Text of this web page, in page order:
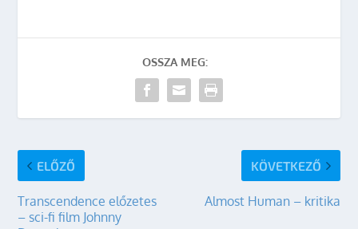
OSSZA MEG:
ELŐZŐ
Transcendence előzetes
– sci-fi film Johnny
KÖVETKEZŐ
Almost Human – kritika